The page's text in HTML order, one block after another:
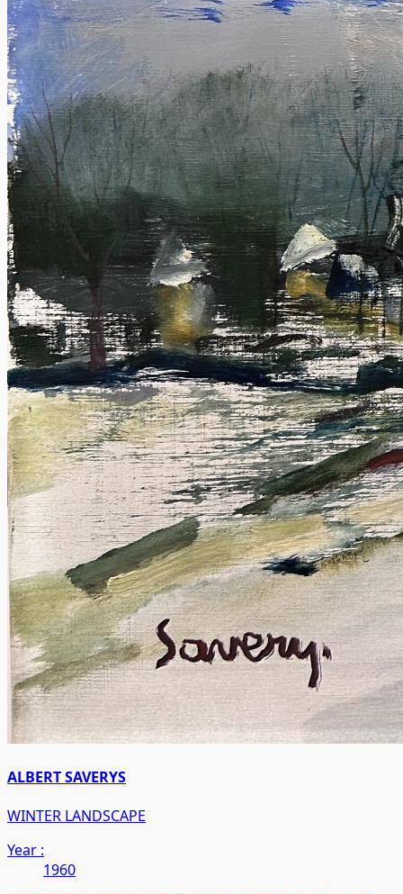
ALBERT SAVERYS
WINTER LANDSCAPE
Year :
1960